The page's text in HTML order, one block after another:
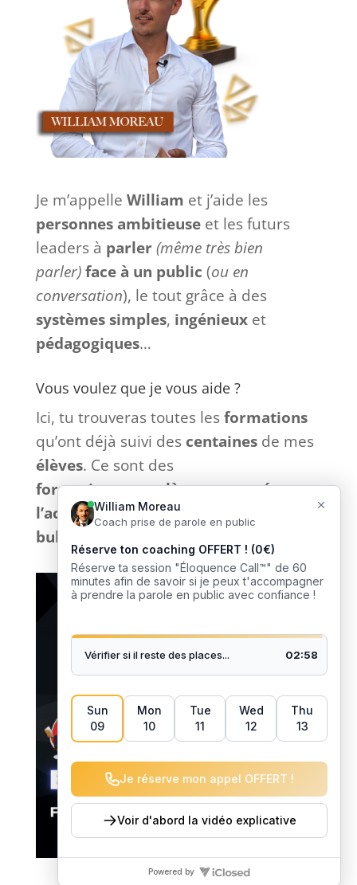
Je m’appelle William et j’aide les
personnes ambitieuseet les futurs
leaders à parler (même très bien
parler) face à un public (ou en
conversation), le tout grâce à des
systèmes simples, ingénieuxet
pédagogiques…
Vous voulez que je vous aide ?
Ici, tu trouveras toutes lesformations
qu’ont déjà suivi des centainesde mes
élèves. Ce sont des
formationscomplètesettournéesvers
l’actionsans bla-bla inutile et
bullshit